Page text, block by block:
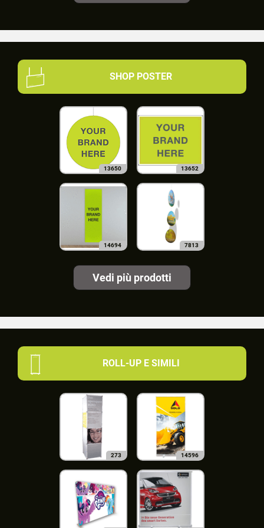
SHOP POSTER
13650 13652
14694 7813
Vedi più prodotti
ROLL-UP E SIMILI
273 14596